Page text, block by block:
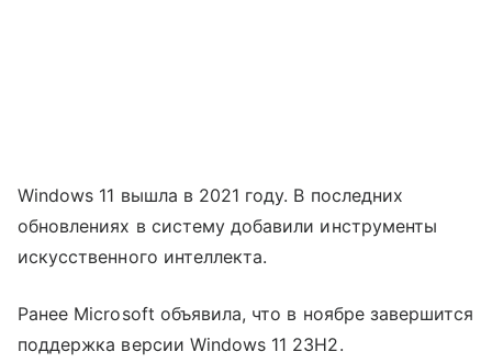
Windows 11 вышла в 2021 году. В последних
обновлениях в систему добавили инструменты
искусственного интеллекта.
Ранее Microsoft объявила, что в ноябре завершится
поддержка версии Windows 11 23H2.